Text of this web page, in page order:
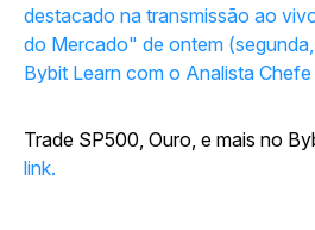
destacado na transmissão ao
do Mercado" de ontem
Bybit Learn com o Analista
Trade SP500, Ouro, e mais no
link.